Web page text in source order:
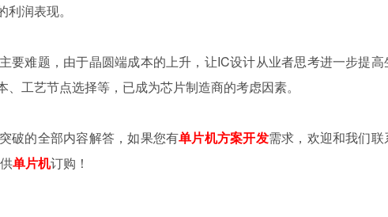
润表现。
难题，由于晶圆端成本的上升，让IC设计从业者思考进一步提高
工艺节点选择等，已成为芯片制造商的考虑因素。
的全部内容解答，如果您有单片机方案开发需求，欢迎和我们
单片机订购！